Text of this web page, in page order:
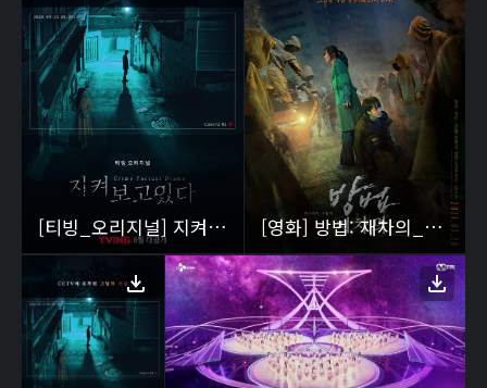
[티빙_오리지널] 지켜보고있다 [영화] 방법: 재차의_메인포스터